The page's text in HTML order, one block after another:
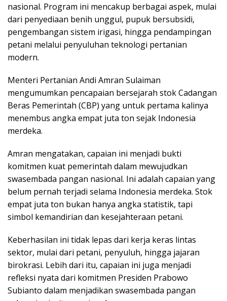
nasional. Program ini mencakup berbagai aspek, mulai
dari penyediaan benih unggul, pupuk bersubsidi,
pengembangan sistem irigasi, hingga pendampingan
petani melalui penyuluhan teknologi pertanian
modern.
Menteri Pertanian Andi Amran Sulaiman
mengumumkan pencapaian bersejarah stok Cadangan
Beras Pemerintah (CBP) yang untuk pertama kalinya
menembus angka empat juta ton sejak Indonesia
merdeka.
Amran mengatakan, capaian ini menjadi bukti
komitmen kuat pemerintah dalam mewujudkan
swasembada pangan nasional. Ini adalah capaian yang
belum pernah terjadi selama Indonesia merdeka. Stok
empat juta ton bukan hanya angka statistik, tapi
simbol kemandirian dan kesejahteraan petani.
Keberhasilan ini tidak lepas dari kerja keras lintas
sektor, mulai dari petani, penyuluh, hingga jajaran
birokrasi. Lebih dari itu, capaian ini juga menjadi
refleksi nyata dari komitmen Presiden Prabowo
Subianto dalam menjadikan swasembada pangan